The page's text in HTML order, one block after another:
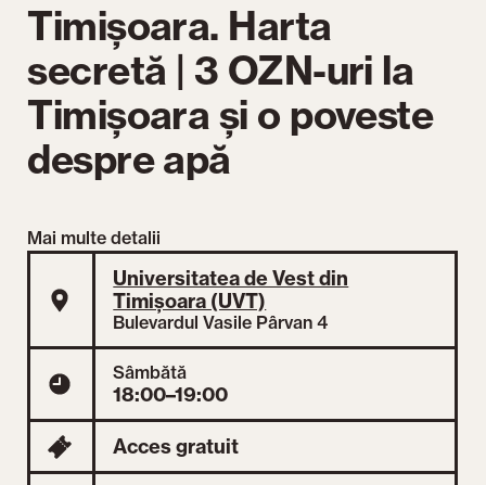
Timișoara. Harta
secretă | 3 OZN-uri la
Timișoara și o poveste
despre apă
Mai multe detalii
Universitatea de Vest din
Timișoara (UVT)
Bulevardul Vasile Pârvan 4
Sâmbătă
18:00–19:00
Acces gratuit